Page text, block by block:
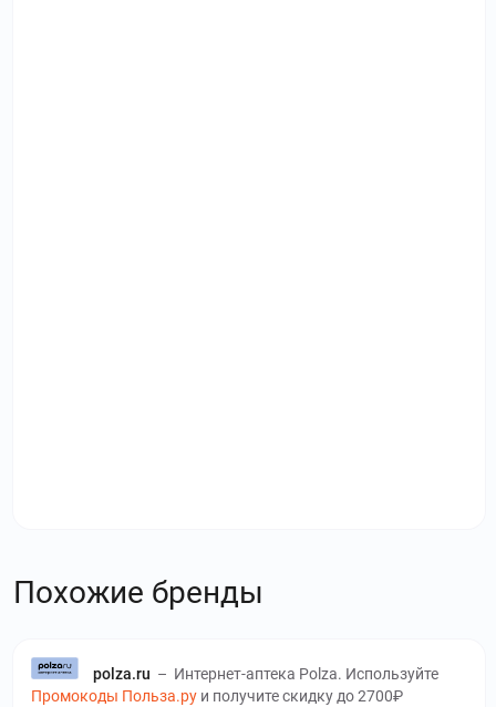
Похожие бренды
polza.ru – Интернет-аптека Polza. Используйте
Промокоды Польза.ру и получите скидку до 2700₽